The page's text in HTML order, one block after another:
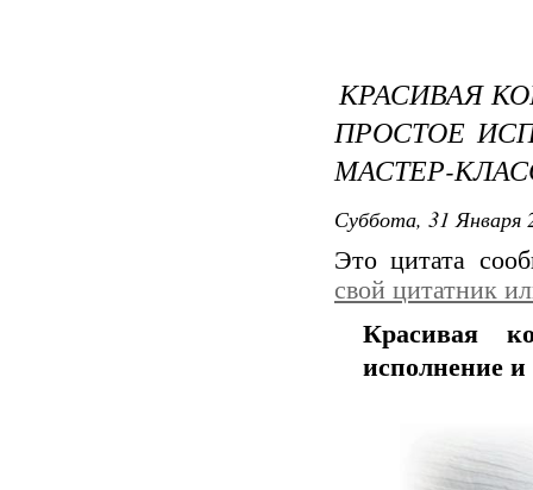
КРАСИВАЯ
ПРОСТОЕ
МАСТЕР-
Суббота, 31 Января
Это цитата
свой цитатник
Красивая
исполнение